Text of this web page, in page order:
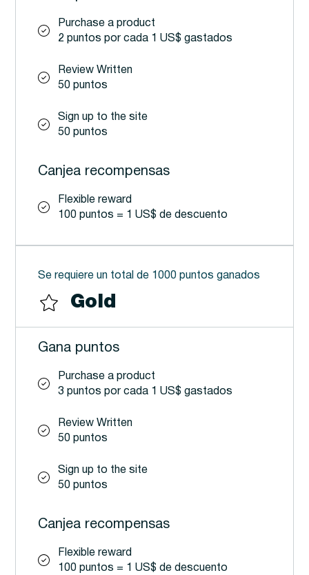
Purchase a product
2 puntos por cada 1 US$ gastados
Review Written
50 puntos
Sign up to the site
50 puntos
Canjea recompensas
Flexible reward
100 puntos = 1 US$ de descuento
Gold
Se requiere un total de 1000 puntos ganados
Gana puntos
Purchase a product
3 puntos por cada 1 US$ gastados
Review Written
50 puntos
Sign up to the site
50 puntos
Canjea recompensas
Flexible reward
100 puntos = 1 US$ de descuento